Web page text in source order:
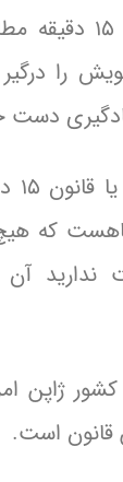
۵- اگر روزی
را
دست
که
آن
کشور ژاپن
قانون است.